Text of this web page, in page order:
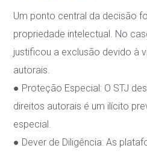
Um ponto central da decisão
propriedade intelectual. No
justificou a exclusão devido à
autorais.
● Proteção Especial : O STJ
direitos autorais é um ilícito
especial.
● Dever de Diligência: As